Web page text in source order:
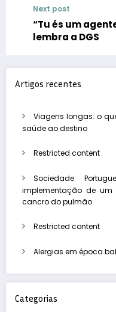
Next post
“Tu és um
lembra a DGS
Artigos recentes
Viagens longas: o
saúde ao destino
Restricted content
Sociedade
implementação de
cancro do pulmão
Restricted content
Alergias em época
Categorias